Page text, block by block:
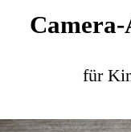
für